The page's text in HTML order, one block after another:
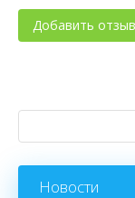
Новости